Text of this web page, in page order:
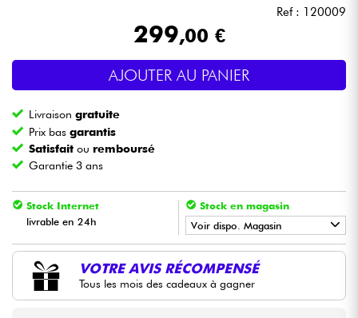
Batteries & Percu
Vents
Violons & Quatuor
Eveil Musical
Câbles & Access.
HiFi
Ref : 120009
299,00 €
AJOUTER AU PANIER
Livraisongratuite
Prix basgarantis
Satisfait ou remboursé
Garantie 3 ans
Stock Internet
livrable en 24h
Stock en magasin
Voir dispo. Magasin
•
VOTRE AVIS RÉCOMPENSÉ
Tous les mois des cadeaux à gagner